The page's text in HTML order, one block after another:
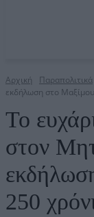
Αρχική Παραπολιτικά
εκδήλωση στο Μαξίμου
Το
στον
250